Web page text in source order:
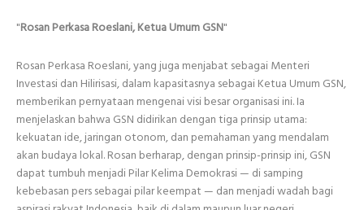
"Rosan Perkasa Roeslani, Ketua Umum GSN"
Rosan Perkasa Roeslani, yang juga menjabat sebagai Menteri
Investasi dan Hilirisasi, dalam kapasitasnya sebagai Ketua Umum GSN,
memberikan pernyataan mengenai visi besar organisasi ini. Ia
menjelaskan bahwa GSN didirikan dengan tiga prinsip utama:
kekuatan ide, jaringan otonom, dan pemahaman yang mendalam
akan budaya lokal. Rosan berharap, dengan prinsip-prinsip ini, GSN
dapat tumbuh menjadi Pilar Kelima Demokrasi — di samping
kebebasan pers sebagai pilar keempat — dan menjadi wadah bagi